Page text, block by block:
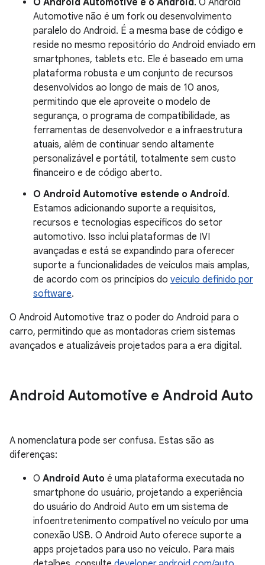
O Android Automotive é o Android. O Android
Automotive não é um fork ou desenvolvimento
paralelo do Android. É a mesma base de código e
reside no mesmo repositório do Android enviado em
smartphones, tablets etc. Ele é baseado em uma
plataforma robusta e um conjunto de recursos
desenvolvidos ao longo de mais de 10 anos,
permitindo que ele aproveite o modelo de
segurança, o programa de compatibilidade, as
ferramentas de desenvolvedor e a infraestrutura
atuais, além de continuar sendo altamente
personalizável e portátil, totalmente sem custo
financeiro e de código aberto.
O Android Automotive estende o Android.
Estamos adicionando suporte a requisitos,
recursos e tecnologias específicos do setor
automotivo. Isso inclui plataformas de IVI
avançadas e está se expandindo para oferecer
suporte a funcionalidades de veículos mais amplas,
de acordo com os princípios do veículo definido por
software.
O Android Automotive traz o poder do Android para o
carro, permitindo que as montadoras criem sistemas
avançados e atualizáveis projetados para a era digital.
Android Automotive e Android Auto
A nomenclatura pode ser confusa. Estas são as
diferenças:
O Android Auto é uma plataforma executada no
smartphone do usuário, projetando a experiência
do usuário do Android Auto em um sistema de
infoentretenimento compatível no veículo por uma
conexão USB. O Android Auto oferece suporte a
apps projetados para uso no veículo. Para mais